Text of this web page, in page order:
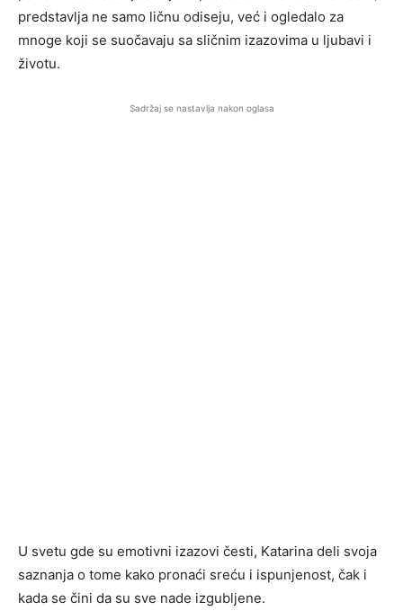
predstavlja ne samo ličnu odiseju, već i ogledalo za
mnoge koji se suočavaju sa sličnim izazovima u ljubavi i
životu.
Sadržaj se nastavlja nakon oglasa
U svetu gde su emotivni izazovi česti, Katarina deli svoja
saznanja o tome kako pronaći sreću i ispunjenost, čak i
kada se čini da su sve nade izgubljene.